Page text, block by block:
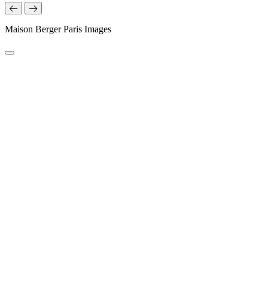
Maison Berger Paris Images